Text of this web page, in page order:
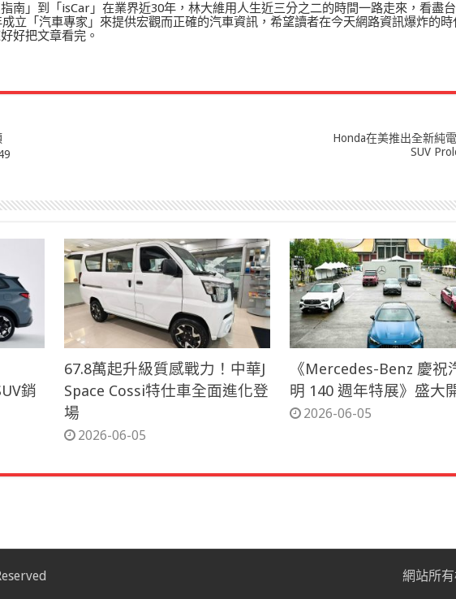
南」到「isCar」在業界近30年，林大維用人生近三分之二的時間一路走來，看盡
立「汽車專家」來提供宏觀而正確的汽車資訊，希望讀者在今天網路資訊爆炸的時
好把文章看完。
Honda在美推出全新純
SUV
銷
67.8萬起升級質感戰力！中華J
Space Cossi特仕車全面進化登
場
2026-06-05
《Mercedes-Benz 慶祝
明 140 週年特展》盛大
2026-06-05
網站所